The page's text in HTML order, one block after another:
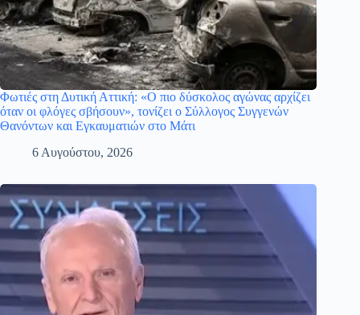
Φωτιές στη Δυτική Αττική: «Ο πιο δύσκολος αγώνας αρχίζει
όταν οι φλόγες σβήσουν», τονίζει ο Σύλλογος Συγγενών
Θανόντων και Εγκαυματιών στο Μάτι
6 Αυγούστου, 2026